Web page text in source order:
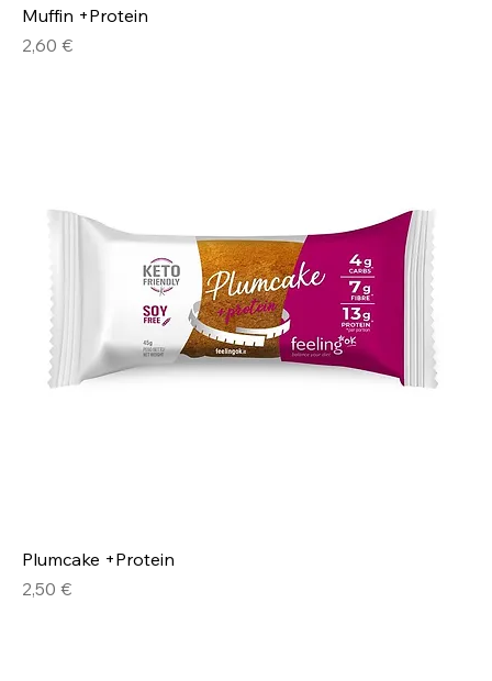
Muffin +Protein
Prezzo
2,60 €
Plumcake +Protein
Prezzo
2,50 €